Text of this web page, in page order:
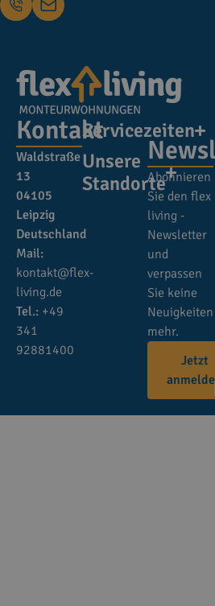
Kontakt
Waldstraße
13
04105
Leipzig
Deutschland
Mail:
kontakt@flex-
living.de
Tel.: +49
341
92881400
Servicezeiten
Unsere
StandorteAbonnieren
Sie den flex
living -
Newsletter
und
verpassen
Sie keine
Neuigkeiten
mehr.
Jetzt